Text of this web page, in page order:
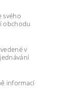
svého
obchodu
v
informací